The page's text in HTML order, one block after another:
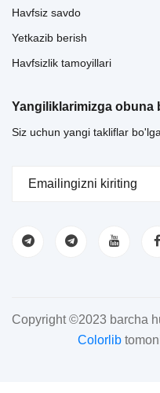
Havfsiz savdo
Yetkazib berish
Havfsizlik tamoyillari
Yangiliklarimizga obuna
Siz uchun yangi takliflar
Copyright ©2023 barcha
Colorlib